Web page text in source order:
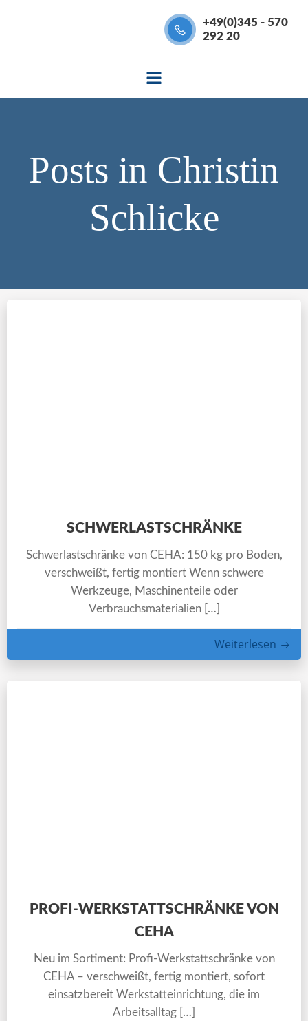
Inhalt
springen
+49(0)345 - 570
292 20
Posts in Christin
Schlicke
SCHWERLASTSCHRÄNKE
Schwerlastschränke von CEHA: 150 kg pro Boden,
verschweißt, fertig montiert Wenn schwere
Werkzeuge, Maschinenteile oder
Verbrauchsmaterialien […]
Weiterlesen
PROFI-WERKSTATTSCHRÄNKE VON
CEHA
Neu im Sortiment: Profi-Werkstattschränke von
CEHA – verschweißt, fertig montiert, sofort
einsatzbereit Werkstatteinrichtung, die im
Arbeitsalltag […]